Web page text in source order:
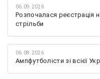
06.09.2026
Розпочалася реєстрація
стрільби
06.08.2026
Ампфутболісти зі всієї